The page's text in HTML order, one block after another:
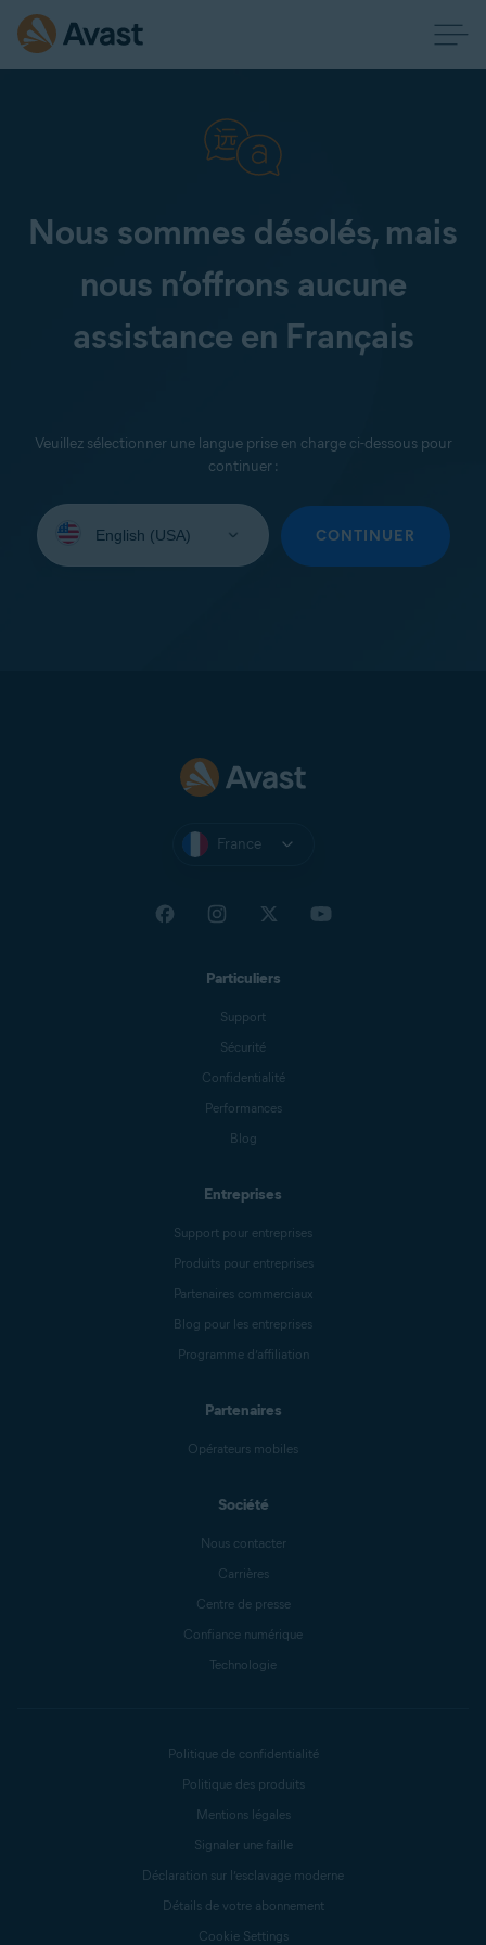
Nous sommes désolés, mais
nous n’offrons aucune
assistance en Français
Veuillez sélectionner une langue prise en charge ci-dessous pour
continuer :
une
CONTINUER
France
Particuliers
Support
Sécurité
Confidentialité
Performances
Blog
Entreprises
Support pour entreprises
Produits pour entreprises
Partenaires commerciaux
Blog pour les entreprises
Programme d’affiliation
Partenaires
Opérateurs mobiles
Société
Nous contacter
Carrières
Centre de presse
Confiance numérique
Technologie
Politique de confidentialité
Politique des produits
Mentions légales
Signaler une faille
Déclaration sur l’esclavage moderne
Détails de votre abonnement
Cookie Settings